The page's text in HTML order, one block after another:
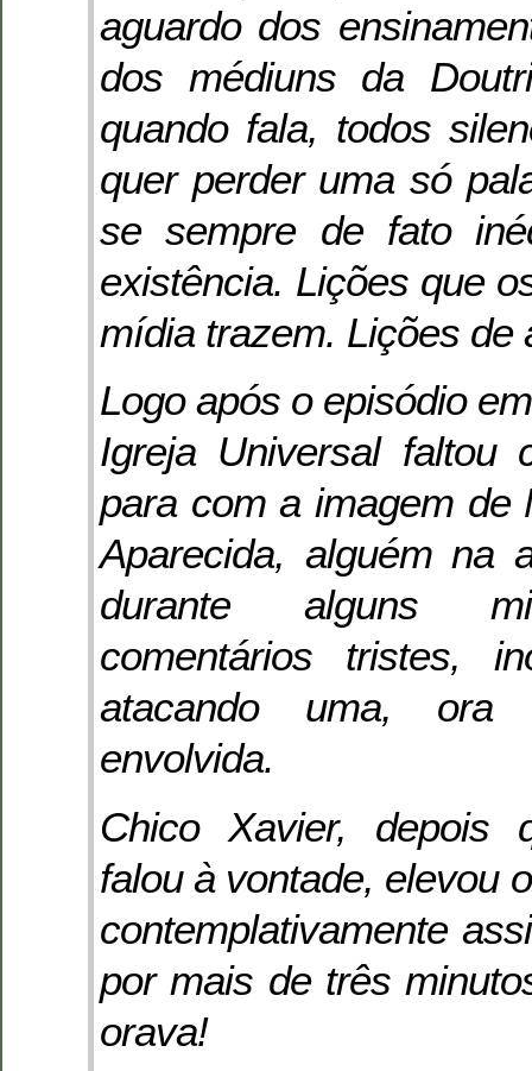
aguardo dos
dos médiuns da
quando fala, todos
quer perder uma só
se sempre de fato
existência. Lições que
mídia trazem. Lições de
Logo após o episódio
Igreja Universal faltou
para com a imagem de
Aparecida, alguém na
durante alguns
comentários tristes,
atacando uma, ora
envolvida.
Chico Xavier, depois
falou à vontade, elevou
contemplativamente
por mais de três
orava!